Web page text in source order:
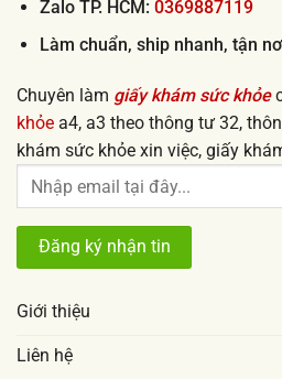
Zalo TP. HCM: 0369887119
Làm chuẩn, ship nhanh, tận
Chuyên làm giấy khám sức khỏe
khỏe a4, a3 theo thông tư 32,
khám sức khỏe xin việc, giấy
Giới thiệu
Liên hệ